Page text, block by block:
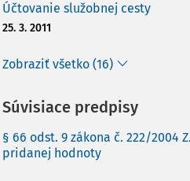
Účtovanie služobnej cesty
25. 3. 2011
Zobraziť všetko (16)
Súvisiace predpisy
§ 66 odst. 9 zákona č. 222/2004
pridanej hodnoty